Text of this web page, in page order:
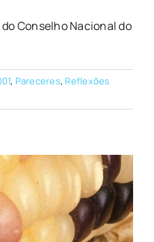
Conselho Nacional do
, Pareceres, Reflexões